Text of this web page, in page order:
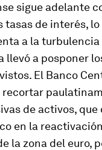
sigue adelante
tasas de interés,
a la
llevó a posponer
El Banco
recortar
de activos, que
en la
la zona del euro,